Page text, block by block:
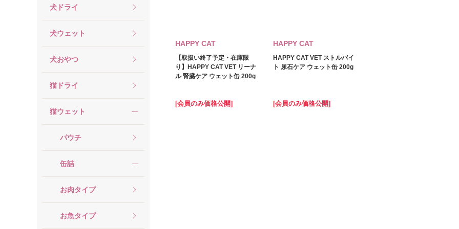
犬ドライ
犬ウェット
犬おやつ
猫ドライ
猫ウェット
パウチ
缶詰
お肉タイプ
お魚タイプ
HAPPY CAT
【取扱い終了予定・在庫限
り】HAPPY CAT VET リーナ
ル 腎臓ケア ウェット缶 200g
[会員のみ価格公開]
HAPPY CAT
HAPPY CAT VET ストルバイ
ト 尿石ケア ウェット缶 200g
[会員のみ価格公開]